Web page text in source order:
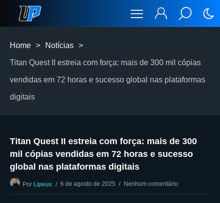
Home > Notícias >
Titan Quest II estreia com força: mais de 300 mil cópias
vendidas em 72 horas e sucesso global nas plataformas
digitais
Titan Quest II estreia com força: mais de 300
mil cópias vendidas em 72 horas e sucesso
global nas plataformas digitais
Por Lipeux 6 de agosto de 2025 Nenhum comentário